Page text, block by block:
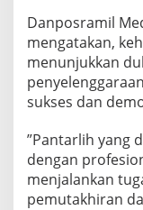
Danposramil
mengatakan,
menunjukkan
sukses dan
”Pantarlih yang
dengan
menjalankan
pemutakhiran